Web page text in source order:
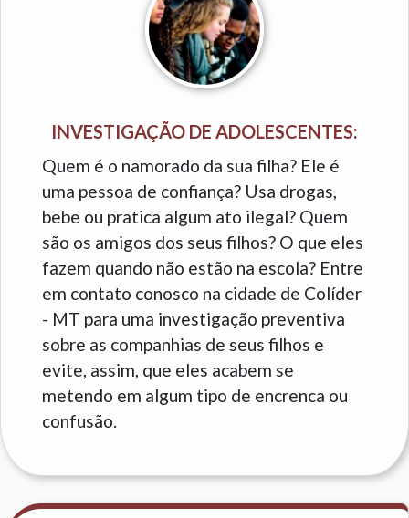
INVESTIGAÇÃO DE ADOLESCENTES:
Quem é o namorado da sua filha? Ele é
uma pessoa de confiança? Usa drogas,
bebe ou pratica algum ato ilegal? Quem
são os amigos dos seus filhos? O que eles
fazem quando não estão na escola? Entre
em contato conosco na cidade de Colíder
- MT para uma investigação preventiva
sobre as companhias de seus filhos e
evite, assim, que eles acabem se
metendo em algum tipo de encrenca ou
confusão.